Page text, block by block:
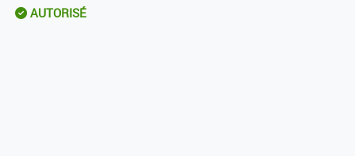
AUTORISÉ